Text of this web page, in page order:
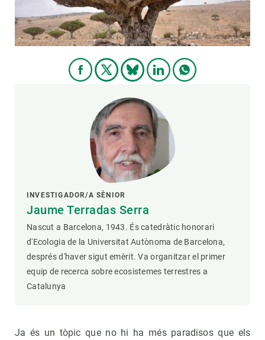
INVESTIGADOR/A SÈNIOR
Jaume Terradas Serra
Nascut a Barcelona, 1943. És catedràtic honorari
d'Ecologia de la Universitat Autònoma de Barcelona,
després d'haver sigut emèrit. Va organitzar el primer
equip de recerca sobre ecosistemes terrestres a
Catalunya
Ja és un tòpic que no hi ha més paradisos que els
PARTICIPA